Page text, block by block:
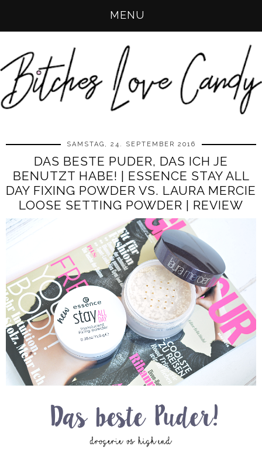
MENU
SAMSTAG, 24. SEPTEMBER 2016
DAS BESTE PUDER, DAS ICH JE
BENUTZT HABE! | ESSENCE STAY ALL
DAY FIXING POWDER VS. LAURA MERCIE
LOOSE SETTING POWDER | REVIEW